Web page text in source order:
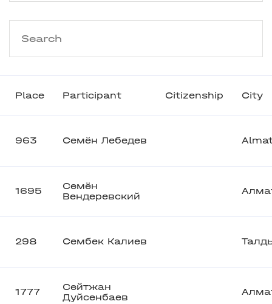
Place Participant Citizenship City
963 Семён Лебедев
1695
Семён
Вендеревский
298 Сембек Калиев
1777
Сейтжан
Дуйсенбаев